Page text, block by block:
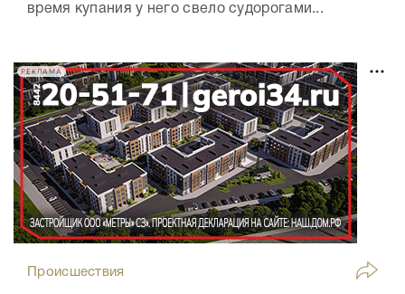
время купания у него свело судорогами...
РЕКЛАМА
Происшествия